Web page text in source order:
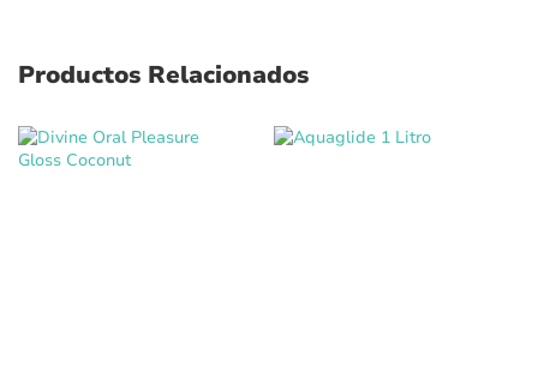
Productos Relacionados